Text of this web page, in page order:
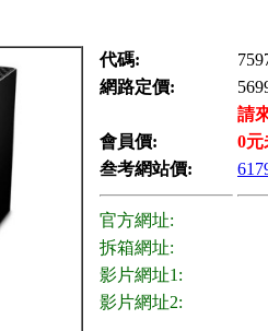
代碼:
網路定價:
請
會員價:
0元
叁考網站價:
官方網址:
拆箱網址:
影片網址1:
影片網址2: